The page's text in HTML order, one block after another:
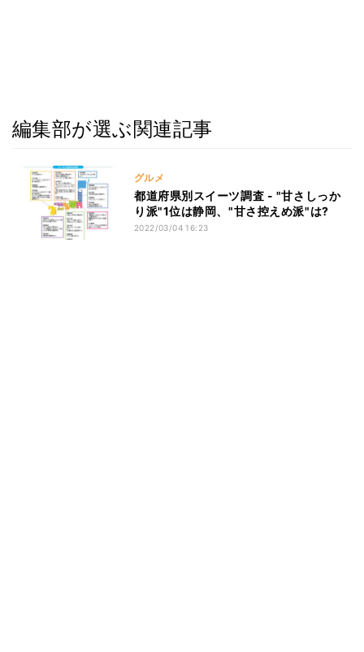
編集部が選ぶ関連記事
グルメ
都道府県別スイーツ調査 - "甘さしっか
り派"1位は静岡、"甘さ控えめ派"は?
2022/03/04 16:23